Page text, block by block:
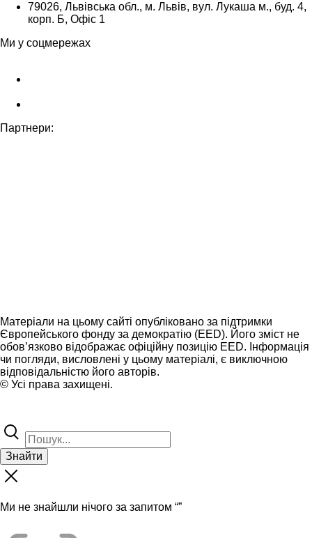
79026, Львівська обл., м. Львів, вул. Лукаша м., буд. 4,
корп. Б, Офіс 1
Ми у соцмережах
Партнери:
Матеріали на цьому сайті опубліковано за підтримки
Європейського фонду за демократію (EED). Його зміст не
обов’язково відображає офіційну позицію EED. Інформація
чи погляди, висловлені у цьому матеріалі, є виключною
відповідальністю його авторів.
© Усі права захищені.
Знайти
Ми не знайшли нічого за запитом “”